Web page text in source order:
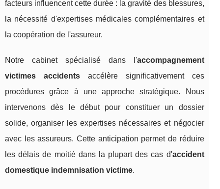
facteurs influencent cette durée : la gravité des blessures,
la nécessité d'expertises médicales complémentaires et
la coopération de l'assureur.
Notre cabinet spécialisé dans l'accompagnement
victimes accidentsaccélère significativement ces
procédures grâce à une approche stratégique. Nous
intervenons dès le début pour constituer un dossier
solide, organiser les expertises nécessaires et négocier
avec les assureurs. Cette anticipation permet de réduire
les délais de moitié dans la plupart des cas d'accident
domestique indemnisation victime.